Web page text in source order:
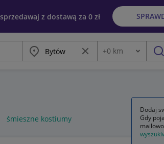
z dostawą za 0 zł
Miasto Wyczyść frazę
Odległość
+0 km
śmieszne kostiumy
Dodaj
Gdy